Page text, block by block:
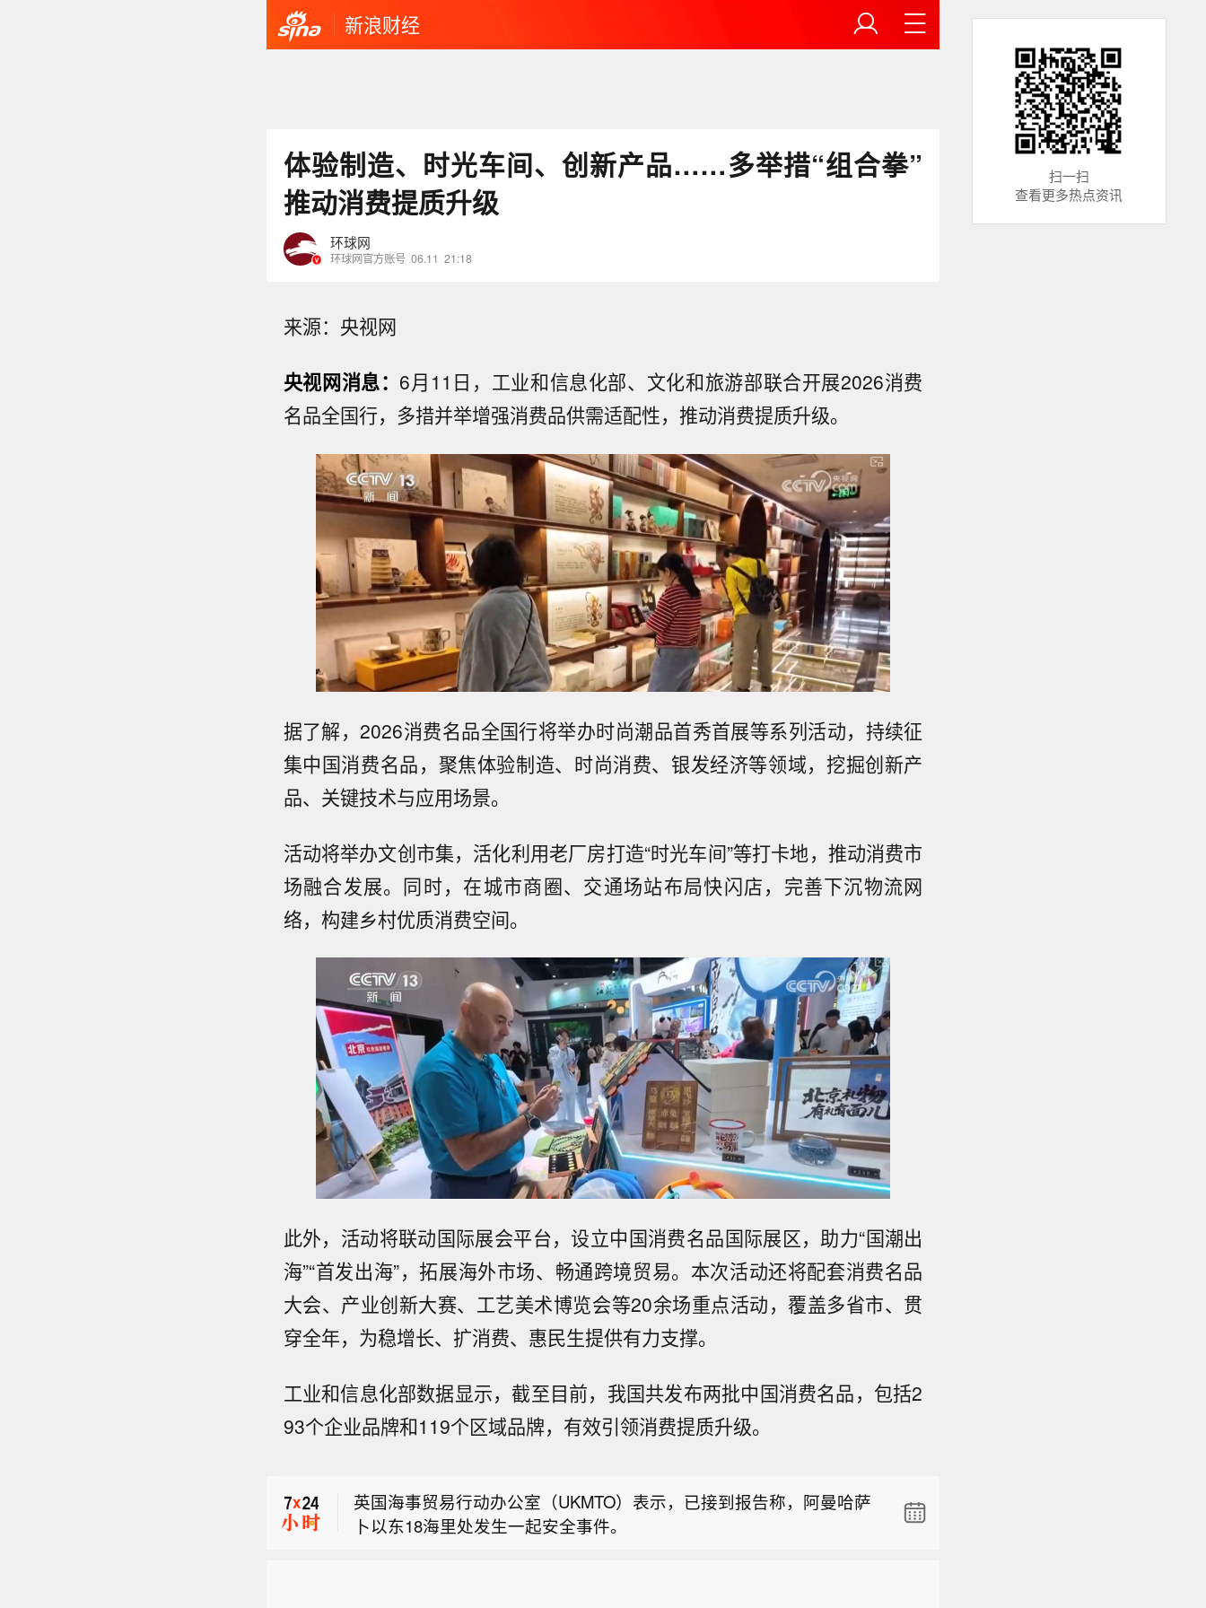
新浪财经
体验制造、时光车间、创新产品……多举措“组合拳”
推动消费提质升级
环球网
环球网官方账号 06.11 21:18
来源：央视网
央视网消息： 6月11日，工业和信息化部、文化和旅游部联合开展2026消费
名品全国行，多措并举增强消费品供需适配性，推动消费提质升级。
据了解，2026消费名品全国行将举办时尚潮品首秀首展等系列活动，持续征
集中国消费名品，聚焦体验制造、时尚消费、银发经济等领域，挖掘创新产
品、关键技术与应用场景。
活动将举办文创市集，活化利用老厂房打造“时光车间”等打卡地，推动消费市
场融合发展。同时，在城市商圈、交通场站布局快闪店，完善下沉物流网
络，构建乡村优质消费空间。
此外，活动将联动国际展会平台，设立中国消费名品国际展区，助力“国潮出
海”“首发出海”，拓展海外市场、畅通跨境贸易。本次活动还将配套消费名品
大会、产业创新大赛、工艺美术博览会等20余场重点活动，覆盖多省市、贯
穿全年，为稳增长、扩消费、惠民生提供有力支撑。
工业和信息化部数据显示，截至目前，我国共发布两批中国消费名品，包括2
93个企业品牌和119个区域品牌，有效引领消费提质升级。
【河南发布农田渍涝灾害风险预警】今天（8月8日），河南省气象
局、河南省农业农村厅联合发布农田渍涝灾害风险预警：受台风“白海
壤偏湿地块叠加，全省大部存在农田渍涝风险，其中，豫北东部、中
东部大部及豫南局部风险高，降水过程同时伴有7～8级阵风，局地玉
英国海事贸易行动办公室（UKMTO）表示，已接到报告称，阿曼哈萨
卜以东18海里处发生一起安全事件。
扫一扫
查看更多热点资讯